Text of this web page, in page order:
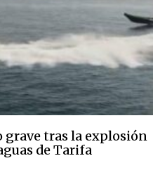
tras la explosión
de Tarifa